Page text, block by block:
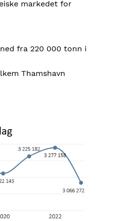
markedet for
fra 220 000 tonn i
Thamshavn